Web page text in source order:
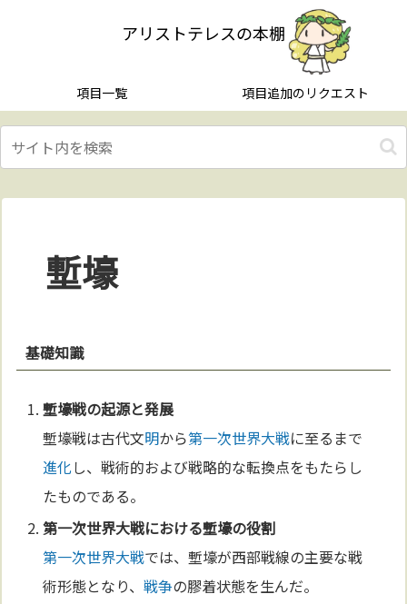
アリストテレスの本棚
項目一覧 項目追加のリクエスト
塹壕
基礎知識
塹壕戦の起源と発展
塹壕戦は古代文明から第一次世界大戦に至るまで
進化し、戦術的および戦略的な転換点をもたらし
たものである。
第一次世界大戦における塹壕の役割
第一次世界大戦では、塹壕が西部戦線の主要な戦
術形態となり、戦争の膠着状態を生んだ。